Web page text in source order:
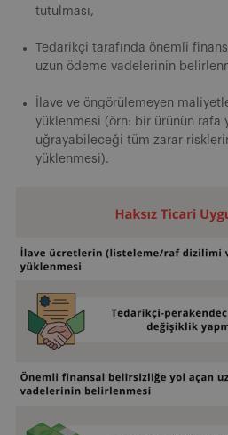
tutulması,
Tedarikçi tarafında önemli
uzun ödeme vadelerinin
İlave ve öngörülemeyen
yüklenmesi (örn: bir ürünün rafa
uğrayabileceği tüm zarar
yüklenmesi).